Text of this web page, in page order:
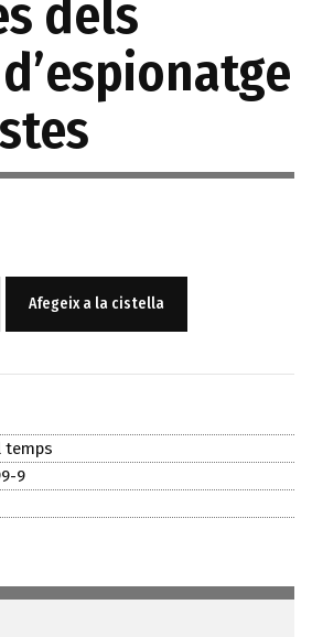
dels
quantitat
serveis
d'espionatge
franquistes
Afegeix a la cistella
temps
9